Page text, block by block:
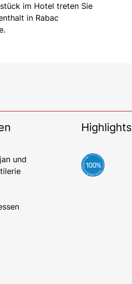
im Hotel treten Sie
in Rabac
und
Highlights